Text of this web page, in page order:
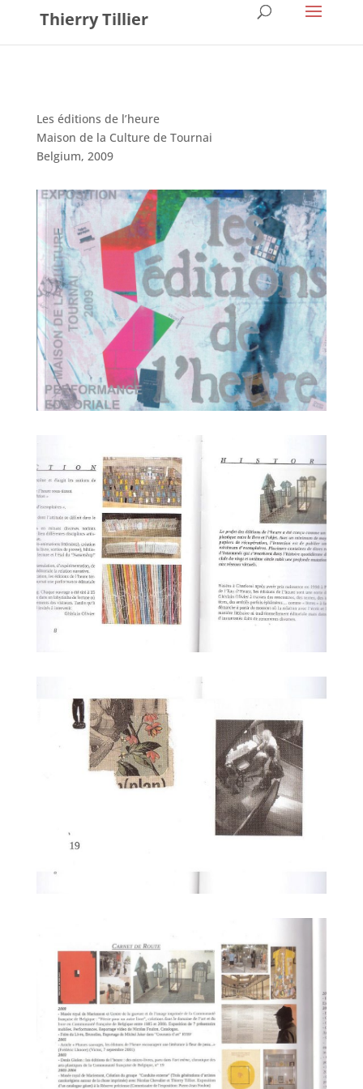
Thierry Tillier
Les éditions de l’heure
Maison de la Culture de Tournai
Belgium, 2009